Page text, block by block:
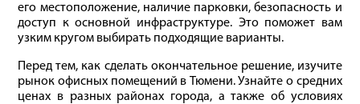
его местоположение, наличие парковки, безопасность и
доступ к основной инфраструктуре. Это поможет вам
узким кругом выбирать подходящие варианты.
Перед тем, как сделать окончательное решение, изучите
рынок офисных помещений в Тюмени. Узнайте о средних
ценах в разных районах города, а также об условиях